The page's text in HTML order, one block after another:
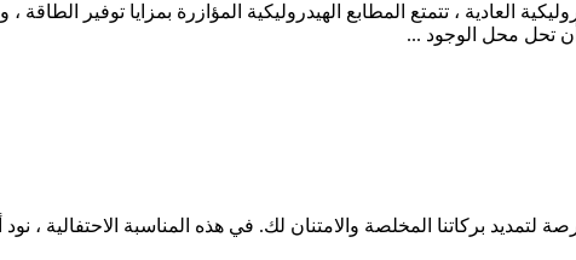
العادية ، تتمتع المطابع الهيدروليكية المؤازرة بمزايا توفير
أن تحل محل الوجود ...
لتمديد بركاتنا المخلصة والامتنان لك. في هذه المناسبة الاحتفالية ،